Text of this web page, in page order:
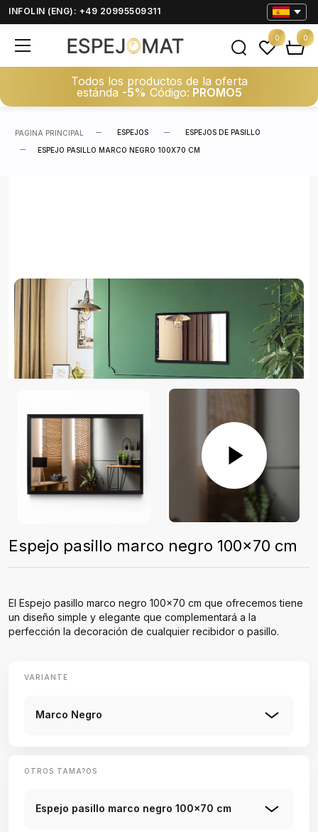
INFOLIN (ENG): +49 20995509311
Todos los productos de la oferta
estánda -5% Código: PROMO5
0 0
PAGINA PRINCIPAL ESPEJOS ESPEJOS DE PASILLO
ESPEJO PASILLO MARCO NEGRO 100X70 CM
Espejo pasillo marco negro 100x70 cm
El Espejo pasillo marco negro 100x70 cm que ofrecemos tiene
un diseño simple y elegante que complementará a la
perfección la decoración de cualquier recibidor o pasillo.
VARIANTE
Marco Negro
OTROS TAMA?OS
Espejo pasillo marco negro 100x70 cm